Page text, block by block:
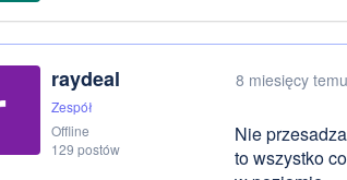
raydeal
Zespół
Offline
129 postów
8 miesięcy temu
Nie
to wszystko